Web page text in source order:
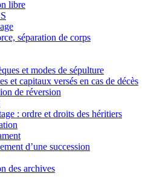
libre
séparation de corps
et modes de sépulture
et capitaux versés en cas de décès
de réversion
: ordre et droits des héritiers
d’une succession
des archives